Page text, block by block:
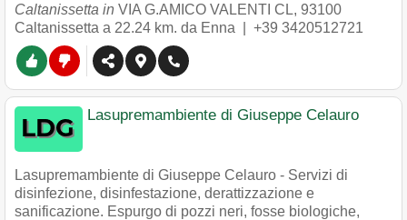
Caltanissetta in VIA G.AMICO VALENTI CL, 93100
Caltanissetta a 22.24 km. da Enna | +39 3420512721
Lasupremambiente di Giuseppe Celauro
Lasupremambiente di Giuseppe Celauro - Servizi di
disinfezione, disinfestazione, derattizzazione e
sanificazione. Espurgo di pozzi neri, fosse biologiche,